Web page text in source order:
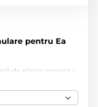
pentru Ea
de plante creează o
sanguin!